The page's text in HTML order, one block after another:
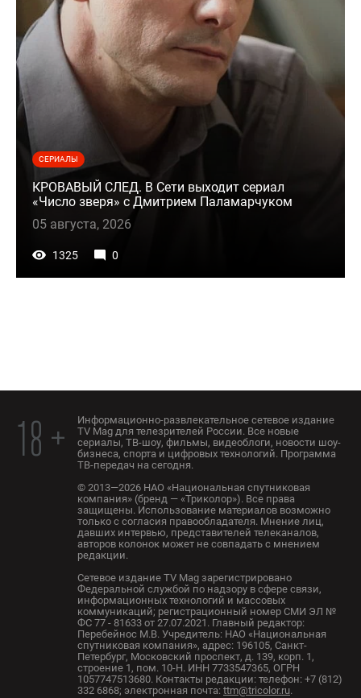
СЕРИАЛЫ
КРОВАВЫЙ СЛЕД. В Сети выходит сериал
«Число зверя» с Дмитрием Паламарчуком
05 августа, 2026
1325 0
18 +
Информационно-развлекательное сетевое издание
TV Mag для телезрителей России. Все новые
сериалы, ТВ-шоу, фильмы, видеоблоги, новости шоу-
бизнеса, спорта и цифровых технологий. Программа
ТВ-передач на сегодня.
© 2013—2026 НАО «Национальная спутниковая
компания» (бренд — «Триколор»). Все права
защищены. Использование материалов возможно
только с согласия правообладателя. Мнение лиц,
давших интервью, представителей телеканалов,
авторов колонок может не совпадать с мнением
редакции.
Сетевое издание TV Mag зарегистрировано
Федеральной службой по надзору в сфере связи,
информационных технологий и массовых
коммуникаций; регистрационный номер СМИ ЭЛ №
ФС 77 - 81633 от 27.07.2021. Главный редактор:
Перебейнос М.В. Учредитель: НАО «Национальная
спутниковая компания», адрес: 196105, Санкт-
Петербург, Московский проспект, д. 139, корп. 1,
строение 1, пом. 10-Н. ИНН 7733547365, ОГРН
1057747513680. Контакты редакции: телефон: +7 (812)
332 6868; электронная почта: ttm@tricolor.ru.